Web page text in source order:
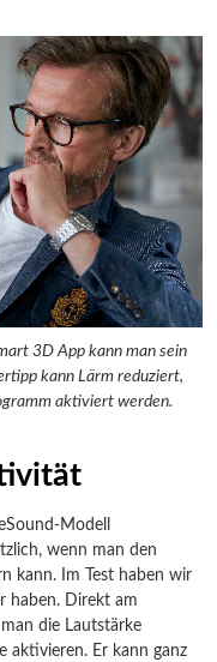
3D App kann man sein
kann Lärm reduziert,
aktiviert werden.
Modell
wenn man den
kann. Im Test haben wir
haben. Direkt am
die Lautstärke
aktivieren. Er kann ganz